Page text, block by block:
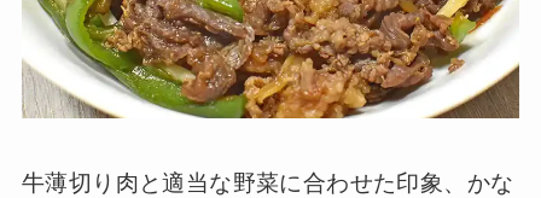
牛薄切り肉と適当な野菜に合わせた印象、かな